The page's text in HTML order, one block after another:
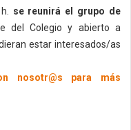
se reunirá el grupo de
del Colegio y abierto a
estar interesados/as
nosotr@s para más